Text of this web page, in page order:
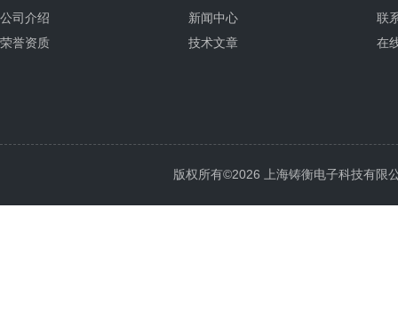
公司介绍
荣誉资质
新闻中心
技术文章
联
在
版权所有©2026 上海铸衡电子科技有